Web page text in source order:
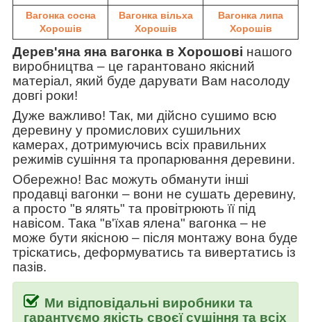
Вагонка сосна
Хорошів
Вагонка вільха
Хорошів
Вагонка липа
Хорошів
Дерев'яна яна вагонка в Хорошові нашого
виробництва – це гарантовано якісний
матеріал, який буде дарувати Вам насолоду
довгі роки!
Дуже важливо! Так, ми дійсно сушимо всю
деревину у промислових сушильних
камерах, дотримуючись всіх правильних
режимів сушіння та пропарювання деревини.
Обережно! Вас можуть обманути інші
продавці вагонки – вони не сушать деревину,
а просто "в ялять" та провітрюють її під
навісом. Така "в'їхав ялена" вагонка – не
може бути якісною – після монтажу вона буде
тріскатись, деформуватись та вивертатись із
пазів.
Ми відповідальні виробники та
гарантуємо якість своєї сушіння та всіх